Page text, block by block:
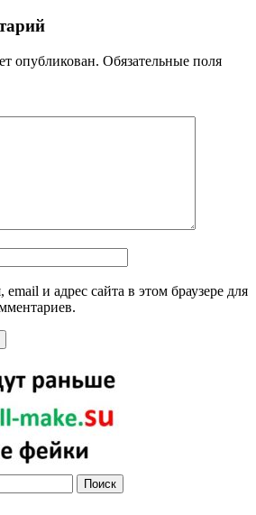
опубликован. Обязательные поля
и адрес сайта в этом браузере для